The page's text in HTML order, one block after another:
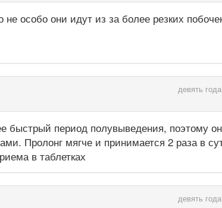
особо они идут из за более резких
девять
быстрый период полувыведения, поэтому
Пролонг мягче и принимается 2 раза в
в таблетках
девять